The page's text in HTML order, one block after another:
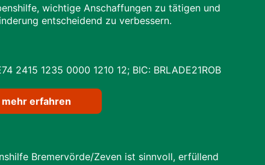
wichtige Anschaffungen zu tätigen und
entscheidend zu verbessern.
24​15 12​35 00​00 12​10 12; BIC: BRLADE21ROB
erfahren
Bremervörde/Zeven ist sinnvoll, erfüllend